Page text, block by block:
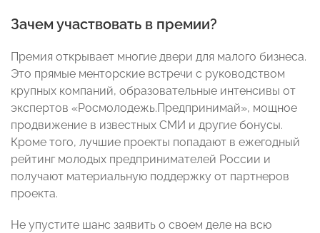
Зачем участвовать в премии?
Премия открывает многие двери для малого бизнеса.
Это прямые менторские встречи с руководством
крупных компаний, образовательные интенсивы от
экспертов «Росмолодежь.Предпринимай», мощное
продвижение в известных СМИ и другие бонусы.
Кроме того, лучшие проекты попадают в ежегодный
рейтинг молодых предпринимателей России и
получают материальную поддержку от партнеров
проекта.
Не упустите шанс заявить о своем деле на всю